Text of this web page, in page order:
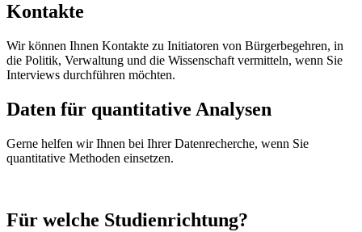
Kontakte
Wir können Ihnen Kontakte zu Initiatoren von Bürgerbegehren, in
die Politik, Verwaltung und die Wissenschaft vermitteln, wenn Sie
Interviews durchführen möchten.
Daten für quantitative Analysen
Gerne helfen wir Ihnen bei Ihrer Datenrecherche, wenn Sie
quantitative Methoden einsetzen.
Für welche Studienrichtung?